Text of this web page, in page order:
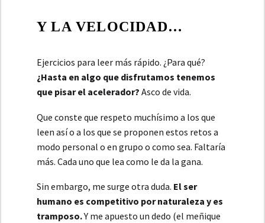
Y LA VELOCIDAD…
Ejercicios para leer más rápido. ¿Para qué?
¿Hasta en algo que disfrutamos tenemos
que pisar el acelerador? Asco de vida.
Que conste que respeto muchísimo a los que
leen así o a los que se proponen estos retos a
modo personal o en grupo o como sea. Faltaría
más. Cada uno que lea como le da la gana.
Sin embargo, me surge otra duda. El ser
humano es competitivo por naturaleza y es
tramposo.Y me apuesto un dedo (el meñique